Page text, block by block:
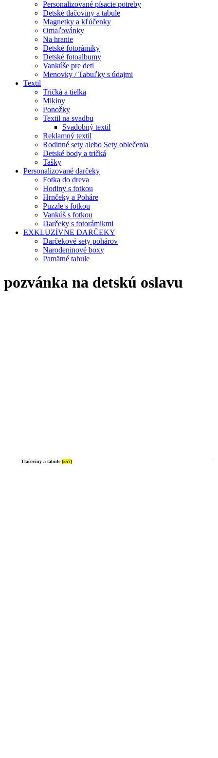
Personalizované písacie potreby
Detské tlačoviny a tabule
Magnetky a kľúčenky
Omaľovánky
Na hranie
Detské fotorámiky
Detské fotoalbumy
Vankúše pre deti
Menovky / Tabuľky s údajmi
Textil
Tričká a tielka
Mikiny
Ponožky
Textil na svadbu
Svadobný textil
Reklamný textil
Rodinné sety alebo Sety oblečenia
Detské body a tričká
Tašky
Personalizované darčeky
Fotka do dreva
Hodiny s fotkou
Hrnčeky a Poháre
Puzzle s fotkou
Vankúš s fotkou
Darčeky s fotorámikmi
EXKLUZÍVNE DARČEKY
Darčekové sety pohárov
Narodeninové boxy
Pamätné tabule
pozvánka na detskú oslavu
Tlačoviny a tabule(557)